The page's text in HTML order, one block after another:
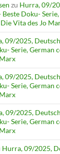
zu Hurra, 09/
Doku-
Vita des Jo
09/2025,
Serie, German
09/2025,
Serie, German
09/2025,
Serie, German
Hurra, 09/2025,